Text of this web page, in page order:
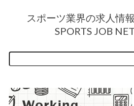
スポーツ業界の求人情
SPORTS JOB